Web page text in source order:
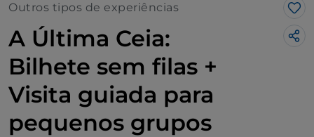
Outros tipos de experiências
A Última Ceia:
Bilhete sem filas +
Visita guiada para
pequenos grupos